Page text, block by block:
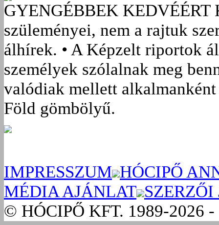
GYENGÉBBEK KEDVÉÉRT
szüleményei, nem a rajtuk
álhírek. • A Képzelt riportok
személyek szólalnak meg
valódiak mellett
Föld gömbölyű.
IMPRESSZUM HÓCIPŐ
MÉDIA AJÁNLAT SZERZŐI
© HÓCIPŐ KFT. 1989-2026